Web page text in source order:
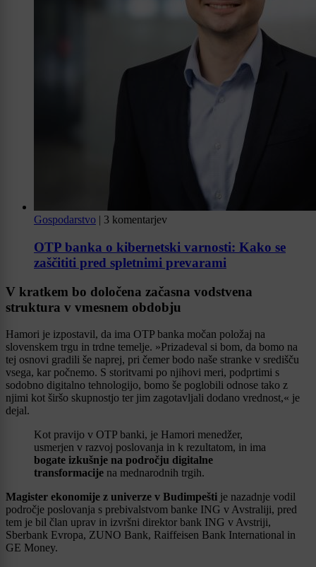
Gospodarstvo | 3 komentarjev
OTP banka o kibernetski varnosti: Kako se
zaščititi pred spletnimi prevarami
V kratkem bo določena začasna vodstvena
struktura v vmesnem obdobju
Hamori je izpostavil, da ima OTP banka močan položaj na
slovenskem trgu in trdne temelje. »Prizadeval si bom, da bomo na
tej osnovi gradili še naprej, pri čemer bodo naše stranke v središču
vsega, kar počnemo. S storitvami po njihovi meri, podprtimi s
sodobno digitalno tehnologijo, bomo še poglobili odnose tako z
njimi kot širšo skupnostjo ter jim zagotavljali dodano vrednost,« je
dejal.
Kot pravijo v OTP banki, je Hamori menedžer,
usmerjen v razvoj poslovanja in k rezultatom, in ima
bogate izkušnje na področju digitalne
transformacije na mednarodnih trgih.
Magister ekonomije z univerze v Budimpešti je nazadnje vodil
področje poslovanja s prebivalstvom banke ING v Avstraliji, pred
tem je bil član uprav in izvršni direktor bank ING v Avstriji,
Sberbank Evropa, ZUNO Bank, Raiffeisen Bank International in
GE Money.